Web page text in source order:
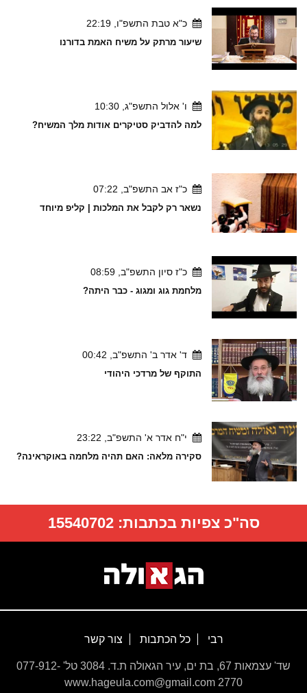
כ"א טבת התשפ"ו, 22:19
שיעור מרתק על משיח האמת בדורנו
ו' אלול התשפ"ג, 10:30
למה להדביק סטיקרים אודות מלך המשיח?
כ"ז אב התשפ"ב, 07:22
נשאר רק לקבל את המלכות | קליפ מיוחד
כ"ז סיון התשפ"ב, 08:59
מלחמת גוג ומגוג - כבר היתה?
ד' אדר ב' התשפ"ב, 00:42
התוקף של מרדכי היהודי
י"ח אדר א' התשפ"ב, 23:22
סקירה מלאה: האם תהיה מלחמה באוקראינה?
סה"כ צפיות בכתבות:15540702
רבי כל הכתבות צור קשר
שד' עצמאות 67, בת ים, עיר הגאולה ת.ד. 3084 טל' 077-912-
2770 www.hageula.com@gmail.com